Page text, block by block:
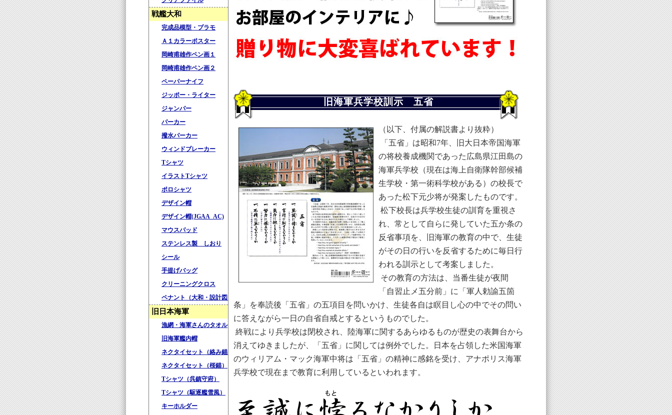
戦艦大和
完成品模型・プラモ
Ａ１カラーポスター
岡崎甫雄作ペン画１
岡崎甫雄作ペン画２
ペーパーナイフ
ジッポー・ライター
ジャンパー
パーカー
撥水パーカー
ウィンドブレーカー
Tシャツ
イラストTシャツ
ポロシャツ
デザイン帽
デザイン帽(JGAA_AC)
マウスパッド
ステンレス製 しおり
シール
手提げバッグ
クリーニングクロス
ペナント（大和・設計図）
旧日本海軍
漁網・海軍さんのタオル
旧海軍艦内帽
ネクタイセット（絡み錨）
ネクタイセット（桜錨）
Tシャツ（呉鎮守府）
Tシャツ（駆逐艦雪風）
キーホルダー
旧海軍兵学校訓示 五省
（以下、付属の解説書より抜粋）
「五省」は昭和7年、旧大日本帝国海軍
の将校養成機関であった広島県江田島の
海軍兵学校（現在は海上自衛隊幹部候補
生学校・第一術科学校がある）の校長で
あった松下元少将が発案したものです。
松下校長は兵学校生徒の訓育を重視さ
れ、常として自らに発していた五か条の
反省事項を、旧海軍の教育の中で、生徒
がその日の行いを反省するために毎日行
われる訓示として考案しました。
その教育の方法は、当番生徒が夜間
「自習止メ五分前」に「軍人勅諭五箇
条」を奉読後「五省」の五項目を問いかけ、生徒各自は瞑目し心の中でその問い
に答えながら一日の自省自戒とするというものでした。
終戦により兵学校は閉校され、陸海軍に関するあらゆるものが歴史の表舞台から
消えてゆきましたが、「五省」に関しては例外でした。日本を占領した米国海軍
のウィリアム・マック海軍中将は「五省」の精神に感銘を受け、アナポリス海軍
兵学校で現在まで教育に利用しているといわれます。